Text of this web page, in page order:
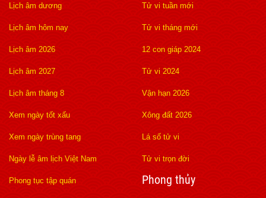
Lịch âm dương
Lịch âm hôm nay
Lịch âm 2026
Lịch âm 2027
Lịch âm tháng 8
Xem ngày tốt xấu
Xem ngày trùng tang
Ngày lễ âm lịch Việt Nam
Phong tục tập quán
Tử vi tuần mới
Tử vi tháng mới
12 con giáp 2024
Tử vi 2024
Vận hạn 2026
Xông đất 2026
Lá số tử vi
Tử vi trọn đời
Phong thủy